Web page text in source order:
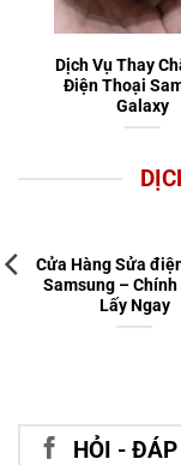
Dịch Vụ Thay
Điện Thoại
Galaxy
Cửa Hàng Sửa
Samsung – Chính
Lấy Ngay
HỎI - ĐÁP